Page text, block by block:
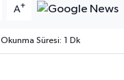
A+
Okunma Süresi: 1 Dk